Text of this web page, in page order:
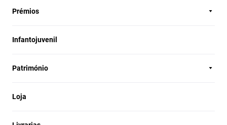
Prémios
Infantojuvenil
Património
Loja